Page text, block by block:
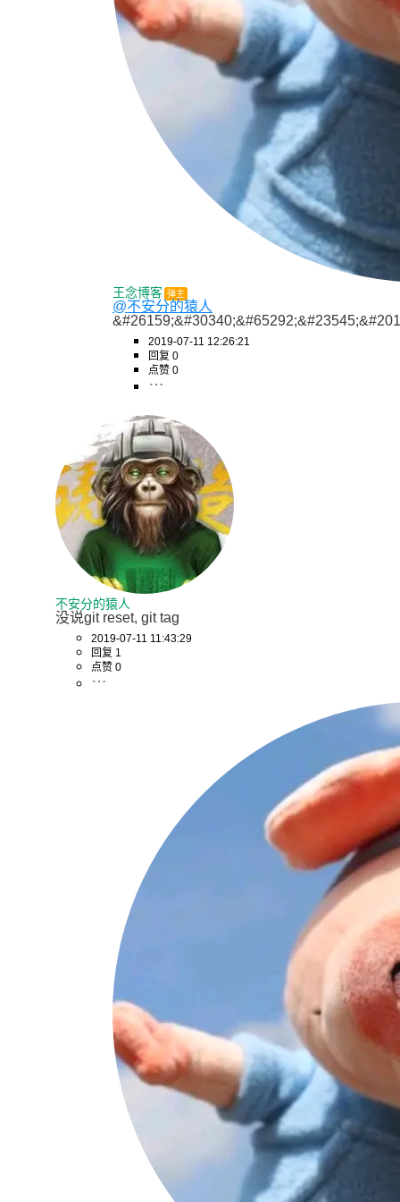
王念博客 弹主
@不安分的猿人
2019-07-11 12:26:21
回复 0
点赞 0
不安分的猿人
没说git reset, git tag
2019-07-11 11:43:29
回复 1
点赞 0